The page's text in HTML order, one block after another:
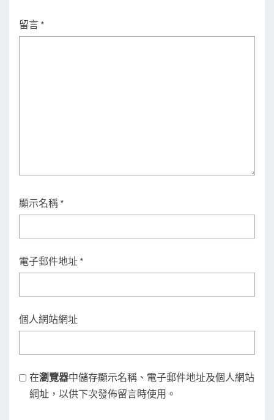
留言 *
顯示名稱 *
電子郵件地址 *
個人網站網址
在瀏覽器中儲存顯示名稱、電子郵件地址及個人網站
網址，以供下次發佈留言時使用。